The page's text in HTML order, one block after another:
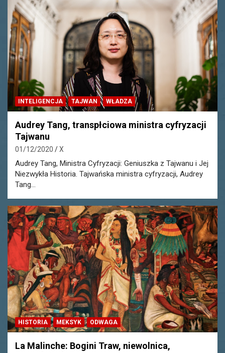
INTELIGENCJA TAJWAN WŁADZA
Audrey Tang, transpłciowa ministra cyfryzacji
Tajwanu
01/12/2020 X
Audrey Tang, Ministra Cyfryzacji: Geniuszka z Tajwanu i Jej
Niezwykła Historia. Tajwańska ministra cyfryzacji, Audrey
Tang…
HISTORIA MEKSYK ODWAGA
La Malinche: Bogini Traw, niewolnica,